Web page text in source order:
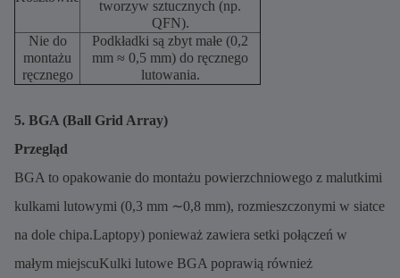
tworzyw sztucznych (np.
QFN).
Nie do
montażu
ręcznego
Podkładki są zbyt małe (0,2
mm ≈ 0,5 mm) do ręcznego
lutowania.
5. BGA (Ball Grid Array)
Przegląd
BGA to opakowanie do montażu powierzchniowego z malutkimi
kulkami lutowymi (0,3 mm ∼0,8 mm), rozmieszczonymi w siatce
na dole chipa.Laptopy) ponieważ zawiera setki połączeń w
małym miejscuKulki lutowe BGA poprawią również